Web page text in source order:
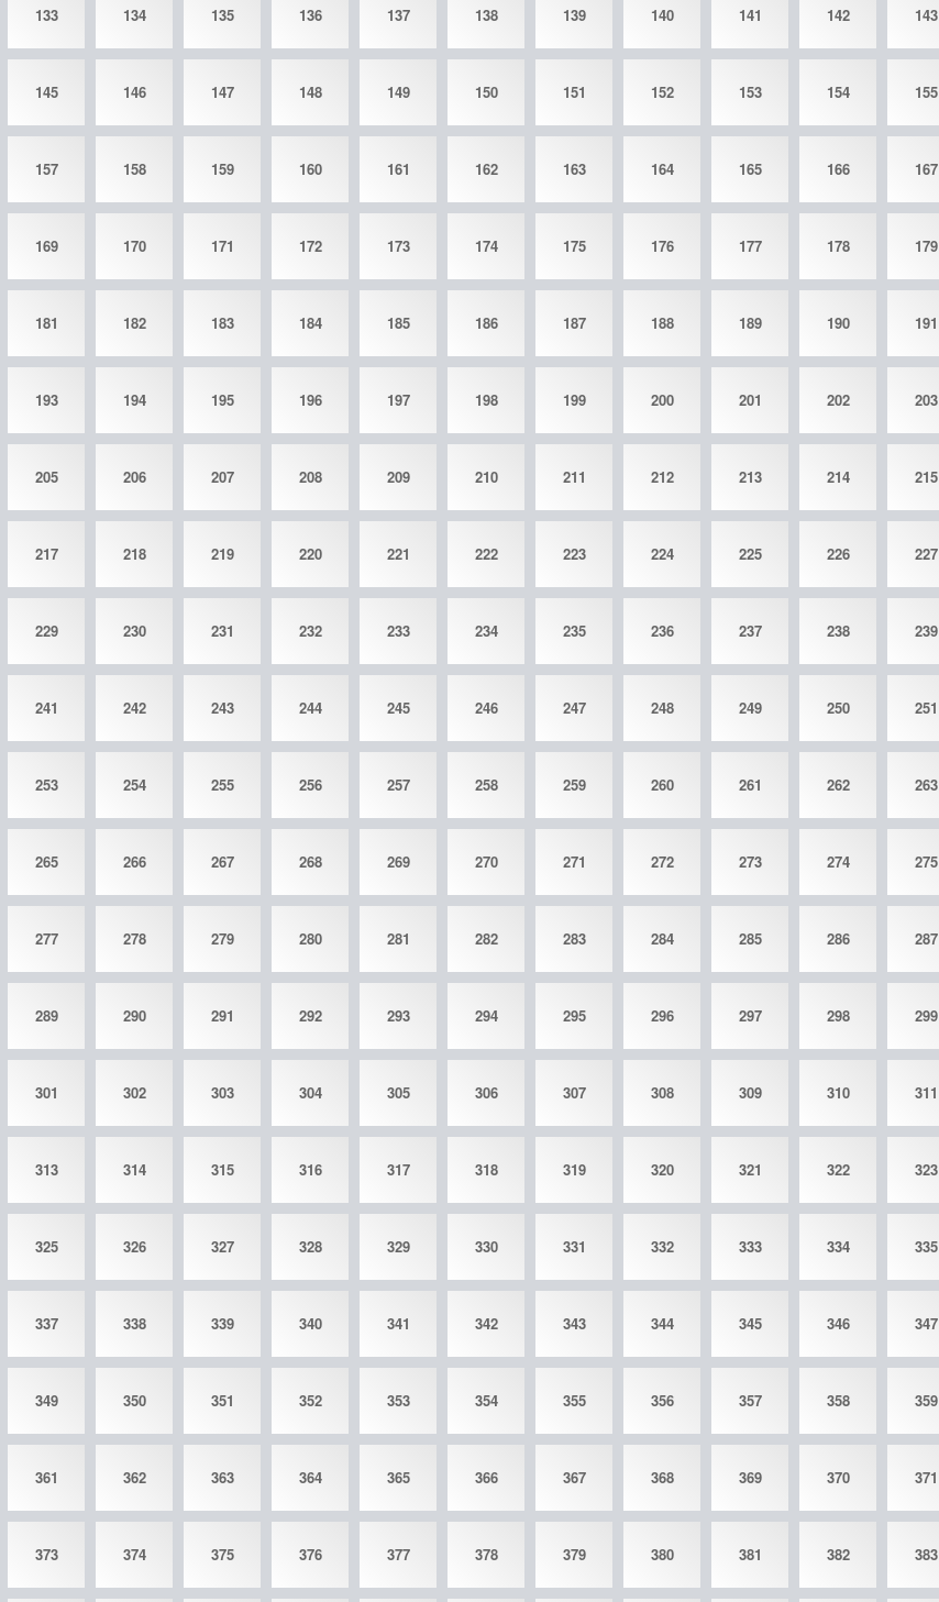
133 134 135 136 137 138 139 140 141 142 143
145 146 147 148 149 150 151 152 153 154 155
157 158 159 160 161 162 163 164 165 166 167
169 170 171 172 173 174 175 176 177 178 179
181 182 183 184 185 186 187 188 189 190 191
193 194 195 196 197 198 199 200 201 202 203
205 206 207 208 209 210 211 212 213 214 215
217 218 219 220 221 222 223 224 225 226 227
229 230 231 232 233 234 235 236 237 238 239
241 242 243 244 245 246 247 248 249 250 251
253 254 255 256 257 258 259 260 261 262 263
265 266 267 268 269 270 271 272 273 274 275
277 278 279 280 281 282 283 284 285 286 287
289 290 291 292 293 294 295 296 297 298 299
301 302 303 304 305 306 307 308 309 310 311
313 314 315 316 317 318 319 320 321 322 323
325 326 327 328 329 330 331 332 333 334 335
337 338 339 340 341 342 343 344 345 346 347
349 350 351 352 353 354 355 356 357 358 359
361 362 363 364 365 366 367 368 369 370 371
373 374 375 376 377 378 379 380 381 382 383